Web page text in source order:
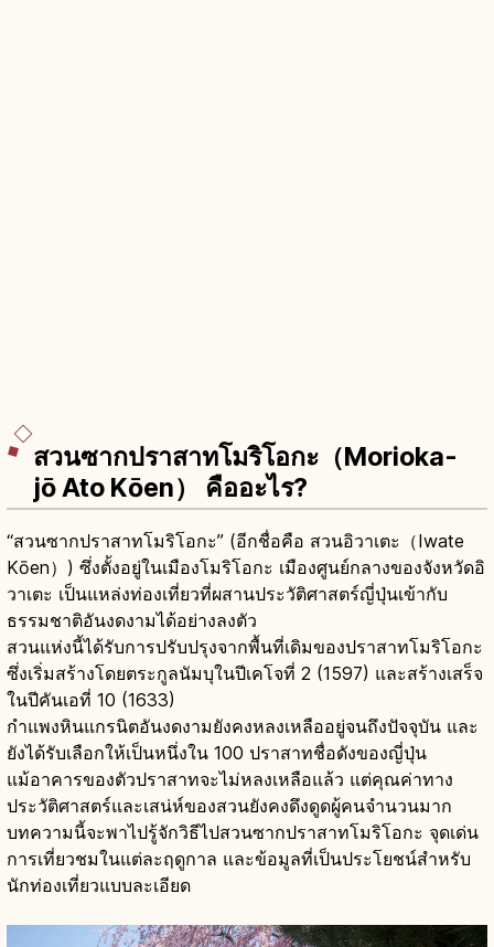
สวนซากปราสาทโมริโอกะ（Morioka-
jō Ato Kōen） คืออะไร?
“สวนซากปราสาทโมริโอกะ” (อีกชื่อคือ สวนอิวาเตะ（Iwate
Kōen）) ซึ่งตั้งอยู่ในเมืองโมริโอกะ เมืองศูนย์กลางของจังหวัดอิ
วาเตะ เป็นแหล่งท่องเที่ยวที่ผสานประวัติศาสตร์ญี่ปุ่นเข้ากับ
ธรรมชาติอันงดงามได้อย่างลงตัว
สวนแห่งนี้ได้รับการปรับปรุงจากพื้นที่เดิมของปราสาทโมริโอกะ
ซึ่งเริ่มสร้างโดยตระกูลนัมบุในปีเคโจที่ 2 (1597) และสร้างเสร็จ
ในปีคันเอที่ 10 (1633)
กำแพงหินแกรนิตอันงดงามยังคงหลงเหลืออยู่จนถึงปัจจุบัน และ
ยังได้รับเลือกให้เป็นหนึ่งใน 100 ปราสาทชื่อดังของญี่ปุ่น
แม้อาคารของตัวปราสาทจะไม่หลงเหลือแล้ว แต่คุณค่าทาง
ประวัติศาสตร์และเสน่ห์ของสวนยังคงดึงดูดผู้คนจำนวนมาก
บทความนี้จะพาไปรู้จักวิธีไปสวนซากปราสาทโมริโอกะ จุดเด่น
การเที่ยวชมในแต่ละฤดูกาล และข้อมูลที่เป็นประโยชน์สำหรับ
นักท่องเที่ยวแบบละเอียด